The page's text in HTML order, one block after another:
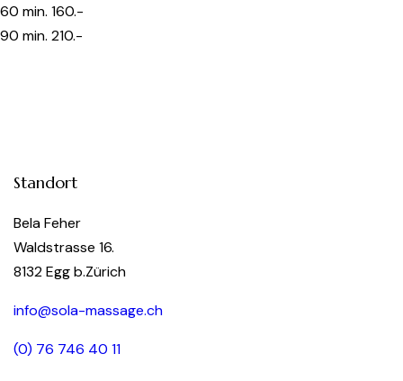
60 min. 160.-
90 min. 210.-
Standort
Bela Feher
Waldstrasse 16.
8132 Egg b.Zürich
info@sola-massage.ch
(0) 76 746 40 11